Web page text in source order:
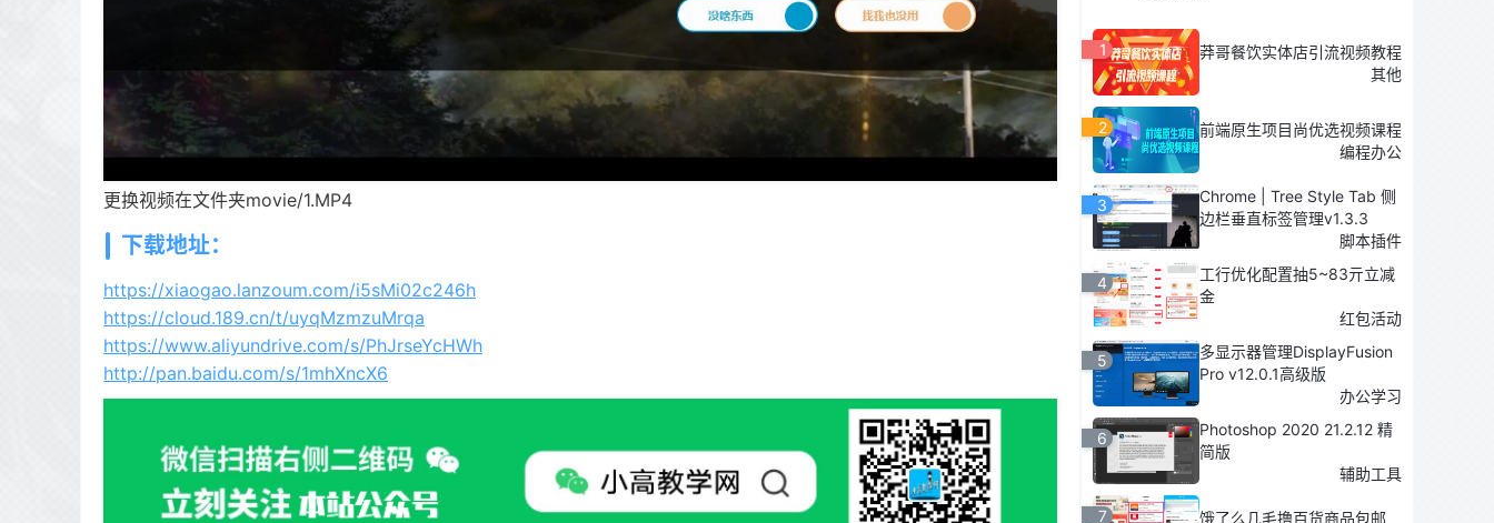
更换视频在文件夹movie/1.MP4
下载地址：
https://xiaogao.lanzoum.com/i5sMi02c246h
https://cloud.189.cn/t/uyqMzmzuMrqa
https://www.aliyundrive.com/s/PhJrseYcHWh
http://pan.baidu.com/s/1mhXncX6
1
莽哥餐饮实体店引流视频教程
其他
2
前端原生项目尚优选视频课程
编程办公
3
Chrome | Tree Style Tab 侧
边栏垂直标签管理v1.3.3
脚本插件
4
工行优化配置抽5~83亓立减
金
红包活动
5
多显示器管理DisplayFusion
Pro v12.0.1高级版
办公学习
6
Photoshop 2020 21.2.12 精
简版
辅助工具
7
饿了么几毛撸百货商品包邮